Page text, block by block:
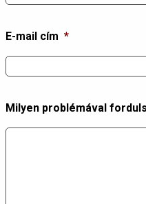
E-mail cím *
Milyen problémával